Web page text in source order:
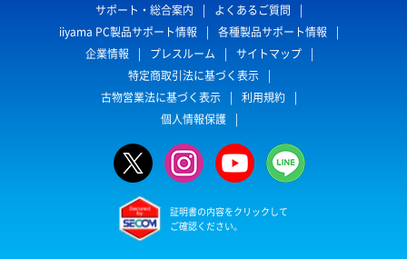
サポート・総合案内
よくあるご質問
iiyama PC製品サポート情報
各種製品サポート情報
企業情報
プレスルーム
サイトマップ
特定商取引法に基づく表示
古物営業法に基づく表示
利用規約
個人情報保護
証明書の内容をクリックして
ご確認ください。